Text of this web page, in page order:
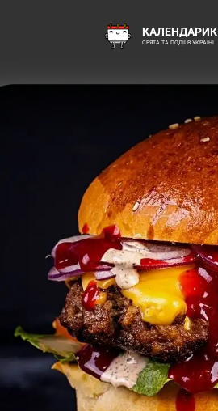
КАЛЕНДАРИК
СВЯТА ТА ПОДІЇ В УКРАЇНІ